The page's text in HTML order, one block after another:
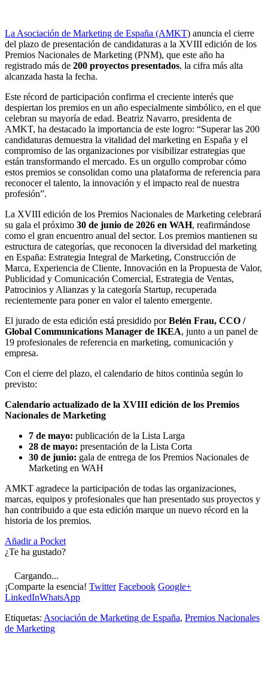
La Asociación de Marketing de España (AMKT) anuncia el cierre
del plazo de presentación de candidaturas a la XVIII edición de los
Premios Nacionales de Marketing (PNM), que este año ha
registrado más de 200 proyectos presentados, la cifra más alta
alcanzada hasta la fecha.
Este récord de participación confirma el creciente interés que
despiertan los premios en un año especialmente simbólico, en el que
celebran su mayoría de edad. Beatriz Navarro, presidenta de
AMKT, ha destacado la importancia de este logro: “Superar las 200
candidaturas demuestra la vitalidad del marketing en España y el
compromiso de las organizaciones por visibilizar estrategias que
están transformando el mercado. Es un orgullo comprobar cómo
estos premios se consolidan como una plataforma de referencia para
reconocer el talento, la innovación y el impacto real de nuestra
profesión”.
La XVIII edición de los Premios Nacionales de Marketing celebrará
su gala el próximo 30 de junio de 2026 en WAH, reafirmándose
como el gran encuentro anual del sector. Los premios mantienen su
estructura de categorías, que reconocen la diversidad del marketing
en España: Estrategia Integral de Marketing, Construcción de
Marca, Experiencia de Cliente, Innovación en la Propuesta de Valor,
Publicidad y Comunicación Comercial, Estrategia de Ventas,
Patrocinios y Alianzas y la categoría Startup, recuperada
recientemente para poner en valor el talento emergente.
El jurado de esta edición está presidido porBelén Frau, CCO /
Global Communications Manager de IKEA, junto a un panel de
19 profesionales de referencia en marketing, comunicación y
empresa.
Con el cierre del plazo, el calendario de hitos continúa según lo
previsto:
Calendario actualizado de la XVIII edición de los Premios
Nacionales de Marketing
7 de mayo: publicación de la Lista Larga
28 de mayo: presentación de la Lista Corta
30 de junio: gala de entrega de los Premios Nacionales de
Marketing en WAH
AMKT agradece la participación de todas las organizaciones,
marcas, equipos y profesionales que han presentado sus proyectos y
han contribuido a que esta edición marque un nuevo récord en la
historia de los premios.
Añadir a Pocket
¿Te ha gustado?
Cargando...
¡Comparte la esencia! Twitter Facebook Google+
LinkedInWhatsApp
Etiquetas: Asociación de Marketing de España, Premios Nacionales
de Marketing